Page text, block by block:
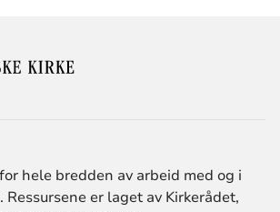
hele bredden av arbeid med og i
Ressursene er laget av Kirkerådet,